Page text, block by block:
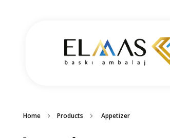
Home Products Appetizer